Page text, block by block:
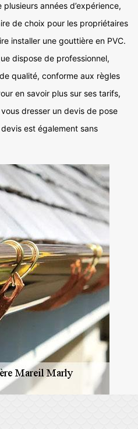
années d’expérience,
de choix pour les propriétaires
installer une gouttière en PVC.
dispose de professionnel,
qualité, conforme aux règles
en savoir plus sur ses tarifs,
dresser un devis de pose
est également sans